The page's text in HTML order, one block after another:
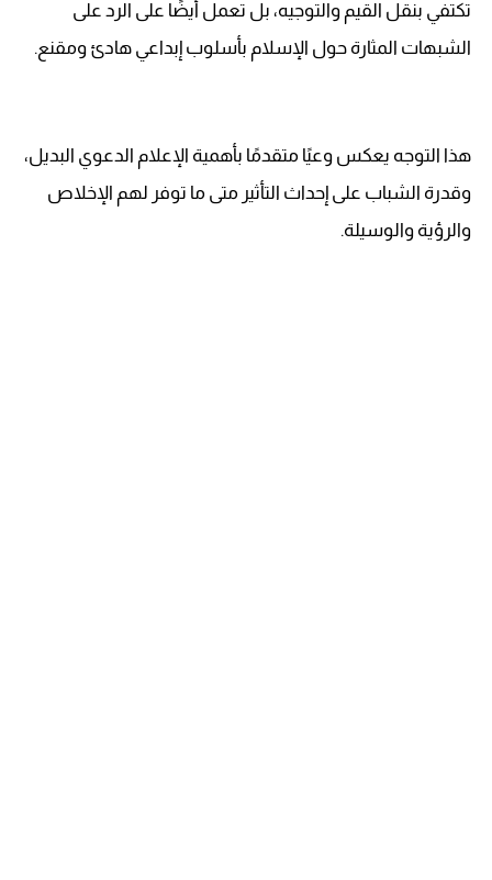
تكتفي بنقل القيم والتوجيه، بل تعمل أيضًا على الرد على
الشبهات المثارة حول الإسلام بأسلوب إبداعي هادئ ومقنع.
هذا التوجه يعكس وعيًا متقدمًا بأهمية الإعلام الدعوي البديل،
وقدرة الشباب على إحداث التأثير متى ما توفر لهم الإخلاص
والرؤية والوسيلة.